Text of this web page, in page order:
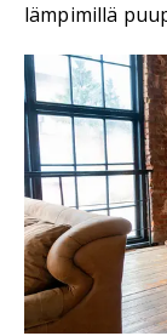
lämpimillä